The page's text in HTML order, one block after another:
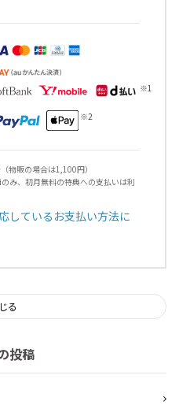
物販の場合は1,100円）
み、初月無料の特典への支払いは利
しているお支払い方法に
る
投稿